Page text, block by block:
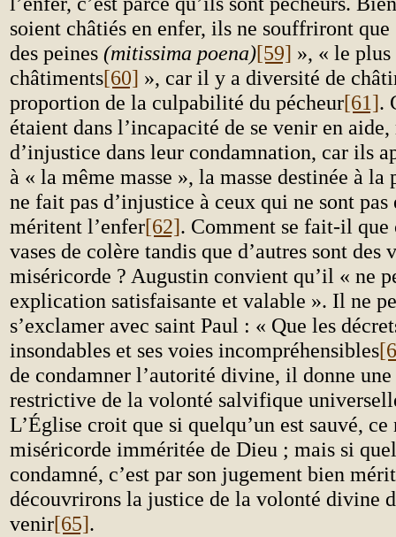
soient châtiés en enfer, ils ne souffriront
des peines (mitissima poena)[59] », « le
châtiments[60] », car il y a diversité de
proportion de la culpabilité du pécheur[61].
étaient dans l’incapacité de se venir en
d’injustice dans leur condamnation, car ils
à « la même masse », la masse destinée à
ne fait pas d’injustice à ceux qui ne sont pas
méritent l’enfer[62]. Comment se fait-il que
vases de colère tandis que d’autres sont des
miséricorde ? Augustin convient qu’il « ne
explication satisfaisante et valable ». Il ne
s’exclamer avec saint Paul : « Que les
insondables et ses voies incompréhensibles
de condamner l’autorité divine, il donne
restrictive de la volonté salvifique
L’Église croit que si quelqu’un est sauvé, ce
miséricorde imméritée de Dieu ; mais si
condamné, c’est par son jugement bien
découvrirons la justice de la volonté divine
venir[65].